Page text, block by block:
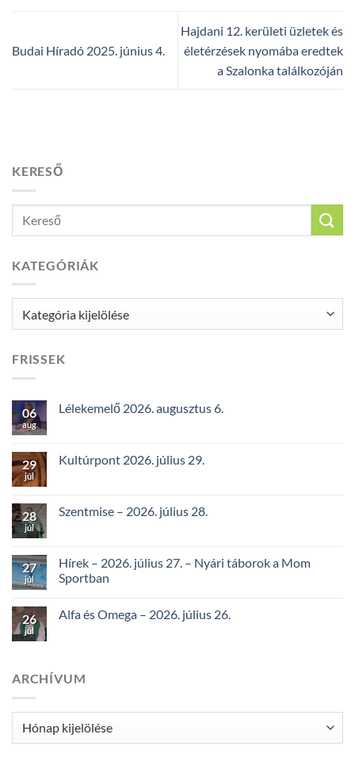
Budai Híradó 2025. június 4.
Hajdani 12. kerületi üzletek és
életérzések nyomába eredtek
a Szalonka találkozóján
KERESŐ
KATEGÓRIÁK
FRISSEK
06
aug
Lélekemelő 2026. augusztus 6.
29
júl
Kultúrpont 2026. július 29.
28
júl
Szentmise – 2026. július 28.
27
júl
Hírek – 2026. július 27. – Nyári táborok a Mom
Sportban
26
júl
Alfa és Omega – 2026. július 26.
ARCHÍVUM
Archívum